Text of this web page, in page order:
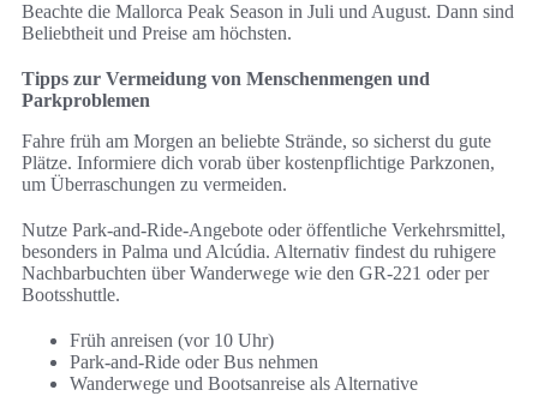
Beachte die Mallorca Peak Season in Juli und August. Dann sind
Beliebtheit und Preise am höchsten.
Tipps zur Vermeidung von Menschenmengen und
Parkproblemen
Fahre früh am Morgen an beliebte Strände, so sicherst du gute
Plätze. Informiere dich vorab über kostenpflichtige Parkzonen,
um Überraschungen zu vermeiden.
Nutze Park-and-Ride-Angebote oder öffentliche Verkehrsmittel,
besonders in Palma und Alcúdia. Alternativ findest du ruhigere
Nachbarbuchten über Wanderwege wie den GR-221 oder per
Bootsshuttle.
Früh anreisen (vor 10 Uhr)
Park-and-Ride oder Bus nehmen
Wanderwege und Bootsanreise als Alternative